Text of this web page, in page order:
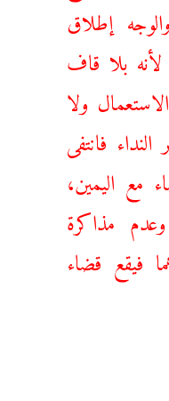
إطلاق
بلا قاف
ولا
فانتفى
مع اليمين،
مذاكرة
فيقع قضاء